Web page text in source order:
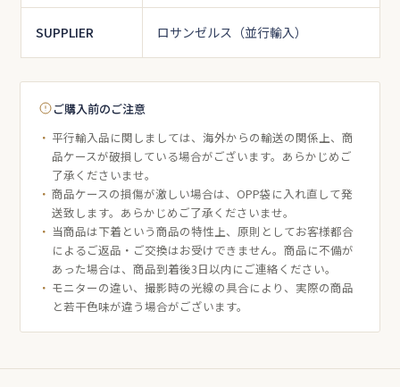
SUPPLIER ロサンゼルス（並行輸入）
ご購入前のご注意
平行輸入品に関しましては、海外からの輸送の関係上、商
品ケースが破損している場合がございます。あらかじめご
了承くださいませ。
商品ケースの損傷が激しい場合は、OPP袋に入れ直して発
送致します。あらかじめご了承くださいませ。
当商品は下着という商品の特性上、原則としてお客様都合
によるご返品・ご交換はお受けできません。商品に不備が
あった場合は、商品到着後3日以内にご連絡ください。
モニターの違い、撮影時の光線の具合により、実際の商品
と若干色味が違う場合がございます。